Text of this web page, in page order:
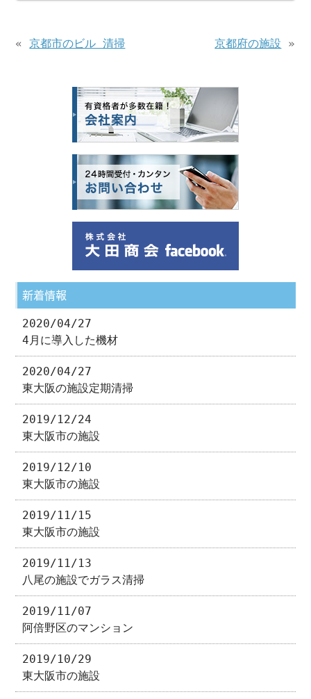
«京都市のビル 清掃 京都府の施設 »
新着情報
2020/04/27
4月に導入した機材
2020/04/27
東大阪の施設定期清掃
2019/12/24
東大阪市の施設
2019/12/10
東大阪市の施設
2019/11/15
東大阪市の施設
2019/11/13
八尾の施設でガラス清掃
2019/11/07
阿倍野区のマンション
2019/10/29
東大阪市の施設